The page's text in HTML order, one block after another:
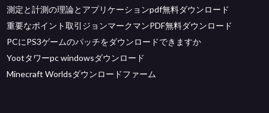
測定と計測の理論とアプリケーションpdf無料ダウンロード
重要なポイント取引ジョンマークマンPDF無料ダウンロード
PCにPS3ゲームのパッチをダウンロードできますか
Yootタワーpc windowsダウンロード
Minecraft Worldsダウンロードファーム